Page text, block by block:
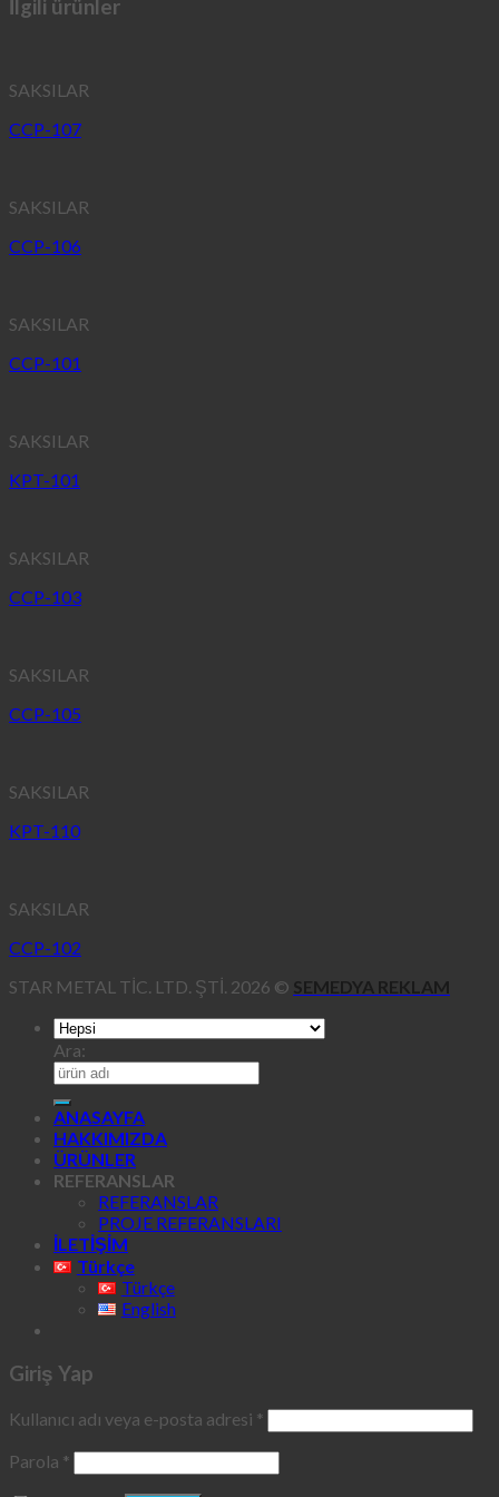
İlgili ürünler
SAKSILAR
CCP-107
SAKSILAR
CCP-106
SAKSILAR
CCP-101
SAKSILAR
KPT-101
SAKSILAR
CCP-103
SAKSILAR
CCP-105
SAKSILAR
KPT-110
SAKSILAR
CCP-102
STAR METAL TİC. LTD. ŞTİ. 2026 © SEMEDYA REKLAM
Ara:
ANASAYFA
HAKKIMIZDA
ÜRÜNLER
REFERANSLAR
REFERANSLAR
PROJE REFERANSLARI
İLETİŞİM
Türkçe
Türkçe
English
Giriş Yap
Kullanıcı adı veya e-posta adresi *
Parola *